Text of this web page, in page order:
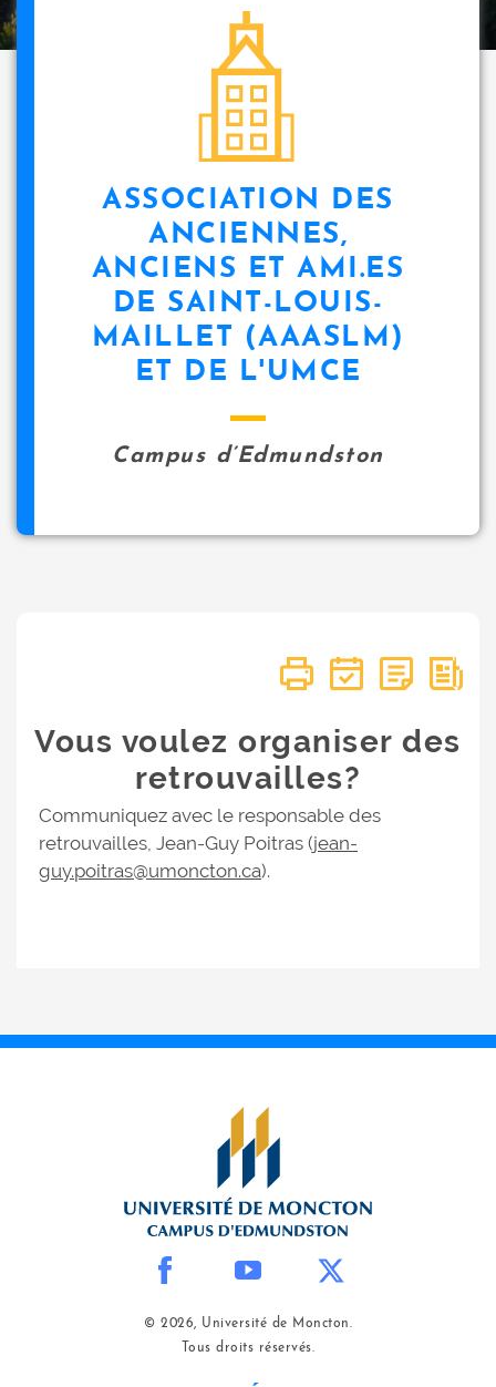
ASSOCIATION DES
ANCIENNES,
ANCIENS ET AMI.ES
DE SAINT-LOUIS-
MAILLET (AAASLM)
ET DE L'UMCE
Campus d’Edmundston
Vous voulez organiser des
retrouvailles?
Communiquez avec le responsable des
retrouvailles, Jean-Guy Poitras (jean-
guy.poitras@umoncton.ca).
© 2026, Université de Moncton.
Tous droits réservés.